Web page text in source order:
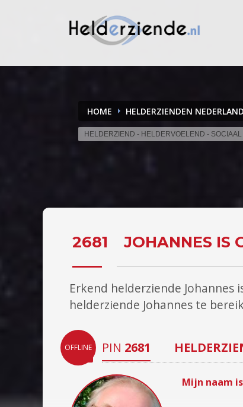
HOME HELDERZIENDEN NEDERLAND
HELDERZIEND - HELDERVOELEND -
2681 JOHANNES IS
Erkend helderziende Johannes
helderziende Johannes te
OFFLINE PIN 2681
Mijn naam